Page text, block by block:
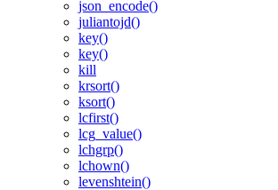
json_encode()
juliantojd()
key()
key()
kill
krsort()
ksort()
lcfirst()
lcg_value()
lchgrp()
lchown()
levenshtein()